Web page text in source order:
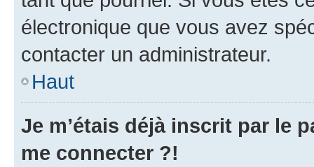
électronique que vous avez
contacter un administrateur.
Haut
Je m’étais déjà inscrit par le
me connecter ?!